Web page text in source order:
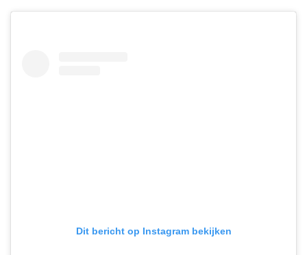
Dit bericht op Instagram bekijken